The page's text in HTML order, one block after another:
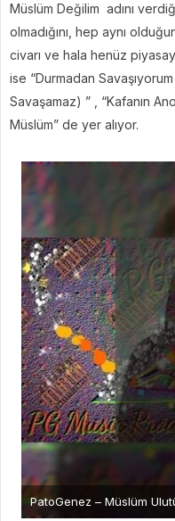
Müslüm Değilim adını
olmadığını, hep aynı
civarı ve hala henüz
ise “Durmadan
Savaşamaz) ” , “Kafanın
Müslüm” de yer alıyor.
PatoGenez – Müslüm